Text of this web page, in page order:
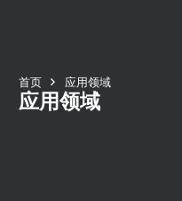
首页 应用领域
应用领域